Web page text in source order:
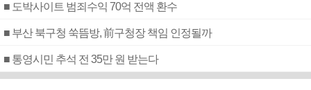
■ 도박사이트 범죄수익 70억 전액 환수
■ 부산 북구청 쑥뜸방, 前구청장 책임 인정될까
■ 통영시민 추석 전 35만 원 받는다